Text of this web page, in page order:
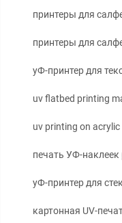
принтеры для
принтеры для
уФ-принтер для
uv flatbed printing
uv printing on acrylic
печать УФ-
уФ-принтер для
картонная UV-